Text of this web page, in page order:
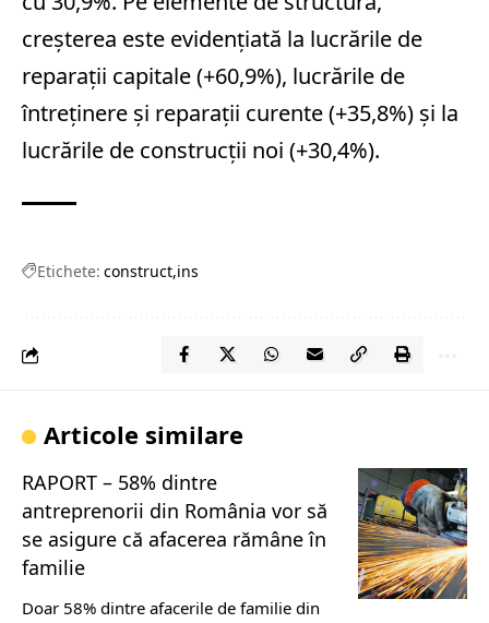
creşterea este evidenţiată la lucrările de
reparaţii capitale (+60,9%), lucrările de
întreţinere şi reparaţii curente (+35,8%) şi la
lucrările de construcţii noi (+30,4%).
Etichete: construct ins
Articole similare
RAPORT – 58% dintre
antreprenorii din România vor să
se asigure că afacerea rămâne în
familie
Doar 58% dintre afacerile de familie din